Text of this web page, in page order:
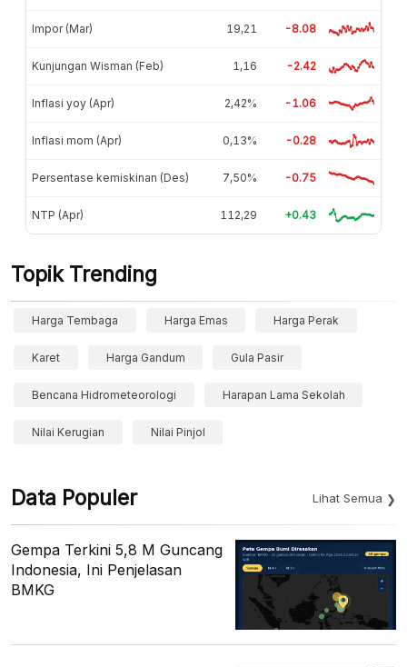
Impor (Mar) 19,21 -8.08
Kunjungan Wisman (Feb) 1,16 -2.42
Inflasi yoy (Apr) 2,42% -1.06
Inflasi mom (Apr) 0,13% -0.28
Persentase kemiskinan (Des) 7,50% -0.75
NTP (Apr) 112,29 +0.43
Topik Trending
Harga Tembaga Harga Emas Harga Perak
Karet Harga Gandum Gula Pasir
Bencana Hidrometeorologi Harapan Lama Sekolah
Nilai Kerugian Nilai Pinjol
Data Populer Lihat Semua
Gempa Terkini 5,8 M Guncang
Indonesia, Ini Penjelasan
BMKG